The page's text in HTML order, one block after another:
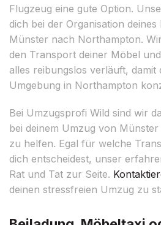
Flugzeug eine gute Option.
dich bei der Organisation
Münster nach Northampton.
den Transport deiner Möbel
alles reibungslos verläuft, damit
Umgebung in Northampton
Bei Umzugsprofi Wild sind wir
bei deinem Umzug von
zu helfen. Egal für welche
dich entscheidest, unser
Rat und Tat zur Seite.
deinen stressfreien Umzug zu